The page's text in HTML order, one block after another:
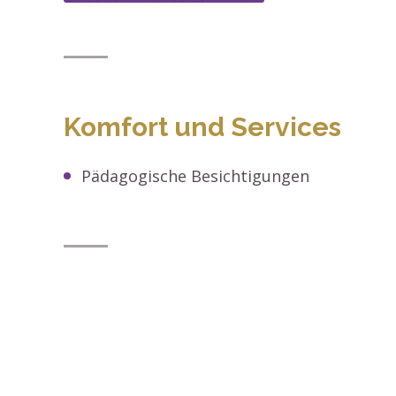
Komfort und Services
Pädagogische Besichtigungen